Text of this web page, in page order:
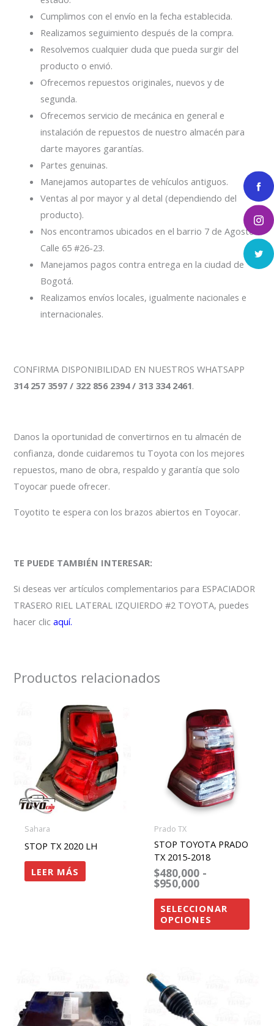
Cumplimos con el envío en la fecha establecida.
Realizamos seguimiento después de la compra.
Resolvemos cualquier duda que pueda surgir del
producto o envió.
Ofrecemos repuestos originales, nuevos y de
segunda.
Ofrecemos servicio de mecánica en general e
instalación de repuestos de nuestro almacén para
darte mayores garantías.
Partes genuinas.
Manejamos autopartes de vehículos antiguos.
Ventas al por mayor y al detal (dependiendo del
producto).
Nos encontramos ubicados en el barrio 7 de Agosto
Calle 65 #26-23.
Manejamos pagos contra entrega en la ciudad de
Bogotá.
Realizamos envíos locales, igualmente nacionales e
internacionales.
CONFIRMA DISPONIBILIDAD EN NUESTROS WHATSAPP
314 257 3597 / 322 856 2394 / 313 334 2461.
Danos la oportunidad de convertirnos en tu almacén de
confianza, donde cuidaremos tu Toyota con los mejores
repuestos, mano de obra, respaldo y garantía que solo
Toyocar puede ofrecer.
Toyotito te espera con los brazos abiertos en Toyocar.
TE PUEDE TAMBIÉN INTERESAR:
Si deseas ver artículos complementarios para ESPACIADOR
TRASERO RIEL LATERAL IZQUIERDO #2 TOYOTA, puedes
hacer clic aquí.
Productos relacionados
Sahara
STOP TX 2020 LH
LEER MÁS
Prado TX
STOP TOYOTA PRADO
TX 2015-2018
$480,000 -
$950,000
de
precios:
desde
$480,000
hasta
$950,000
SELECCIONAR
OPCIONES